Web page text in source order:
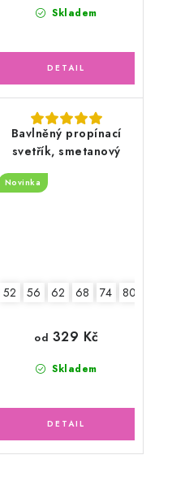
Skladem
86
Bavlněný propínací
svetřík, smetanový
Novinka
52 56 62 68 74 80
Skladem
od 329 Kč